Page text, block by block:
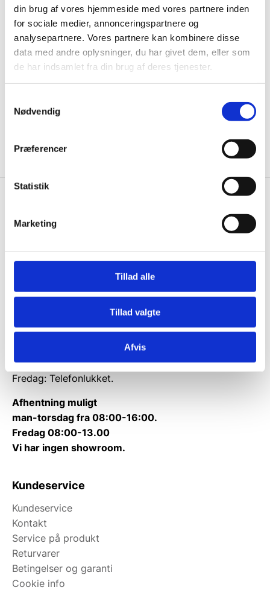
din brug af vores hjemmeside med vores partnere inden
for sociale medier, annonceringspartnere og
analysepartnere. Vores partnere kan kombinere disse
data med andre oplysninger, du har givet dem, eller som
de har indsamlet fra din brug af deres tjenester.
Nødvendig
Præferencer
Statistik
Marketing
Tillad alle
Tillad valgte
Afvis
Husk at tilmelde dig vores nyhedsbrev og vær først
til de bedste tilbud. Og bare rolig, vi spammer dig
ikke, men sender kun relevante tilbud og
informationer til dig.
Gastrobutikken ApS
7430 Ikast
Telefon træffetid:
Mandag til torsdag: 10:00 – 14:00.
Fredag: Telefonlukket.
Afhentning muligt
man-torsdag fra 08:00-16:00.
Fredag 08:00-13.00
Vi har ingen showroom.
Kundeservice
Kundeservice
Kontakt
Service på produkt
Returvarer
Betingelser og garanti
Cookie info